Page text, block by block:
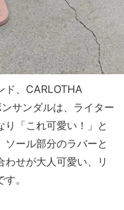
ド、CARLOTHA
サンダルは、ライター
「これ可愛い！」と
ソール部分のラバーと
わせが大人可愛い、リ
。